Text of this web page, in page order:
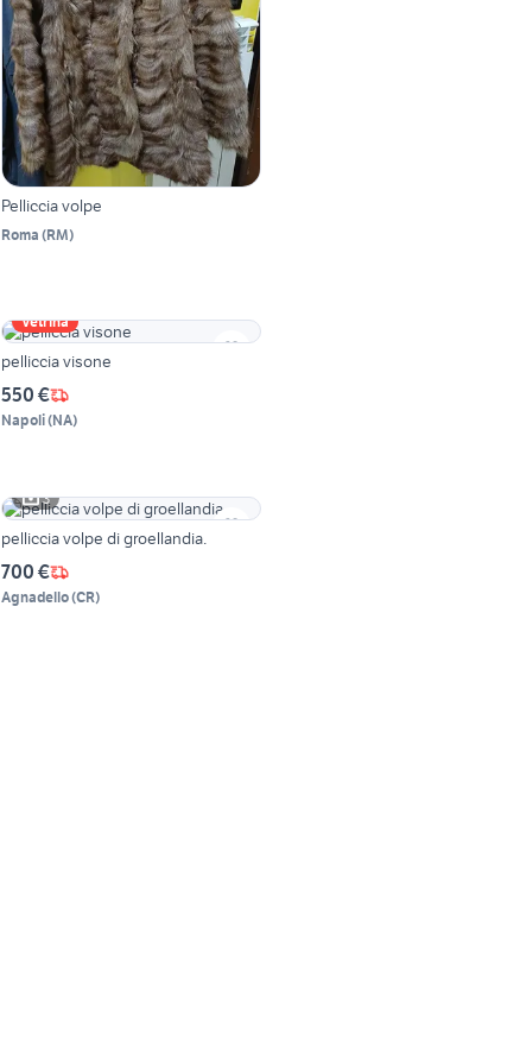
Pelliccia volpe
Roma (RM)
Vetrina
pelliccia visone
550 €
Napoli(NA)
3
pelliccia volpe di groellandia.
700 €
Agnadello(CR)